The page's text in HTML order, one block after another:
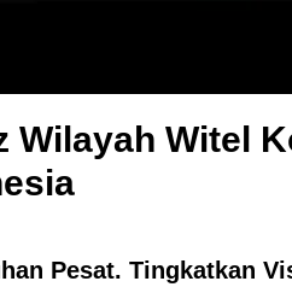
Wilayah Witel
Pesat. Tingkatkan